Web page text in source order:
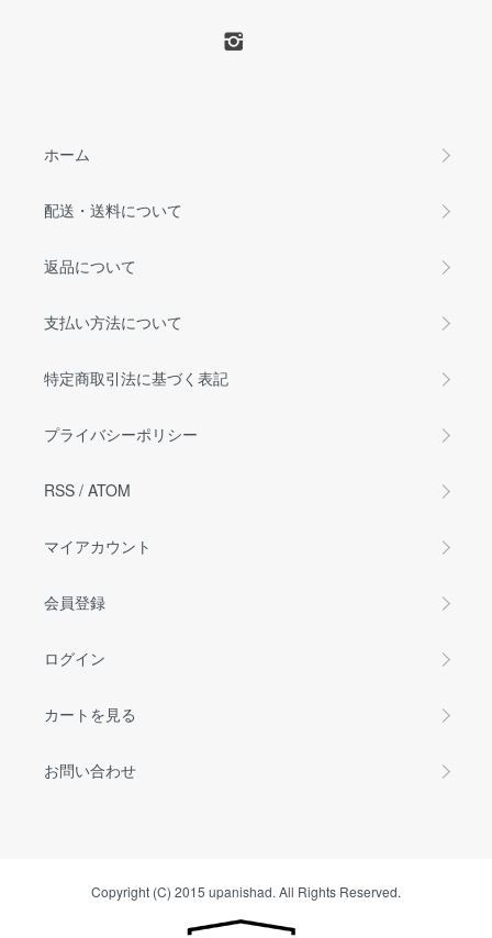
ホーム
配送・送料について
返品について
支払い方法について
特定商取引法に基づく表記
プライバシーポリシー
RSS / ATOM
マイアカウント
会員登録
ログイン
カートを見る
お問い合わせ
Copyright (C) 2015 upanishad. All Rights Reserved.